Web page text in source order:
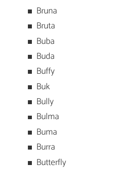
Bruna
Bruta
Buba
Buda
Buffy
Buk
Bully
Bulma
Buma
Burra
Butterfly